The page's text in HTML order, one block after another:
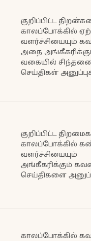
குறிப்பிட்ட
காலப்போக்கில்
வளர்ச்சியையும்
அதை
வகையில்
செய்திகள்
குறிப்பிட்ட
காலப்போக்கில்
வளர்ச்சியையும்
அங்கீகரிக்கும்
செய்திகளை
காலப்போக்கில்